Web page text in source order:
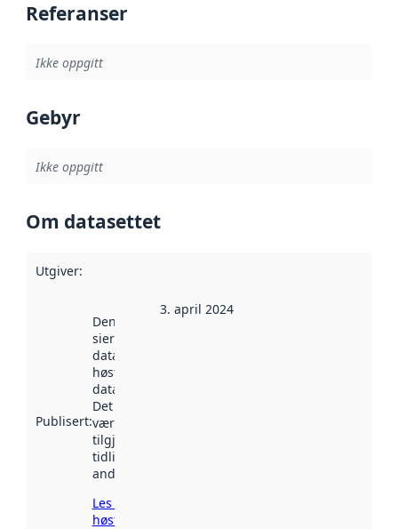
Referanser
Ikke oppgitt
Gebyr
Ikke oppgitt
Om datasettet
Utgiver:
Publisert:
Denne datoen
sier når
datasettet ble
høstet av
data.norge.no.
Det kan ha
vært
tilgjengelig
tidligere
andre steder.
Les mer om
høsting her
3. april 2024